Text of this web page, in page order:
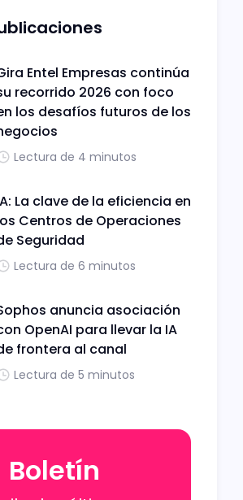
Entel Empresas continúa
recorrido 2026 con foco
los desafíos futuros de los
Lectura de 4 minutos
La clave de la eficiencia en
Centros de Operaciones
Seguridad
Lectura de 6 minutos
anuncia asociación
OpenAI para llevar la IA
frontera al canal
Lectura de 5 minutos
Boletín